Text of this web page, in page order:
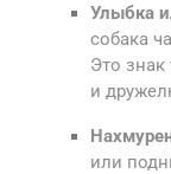
Улыбка
собака
Это знак
и
или